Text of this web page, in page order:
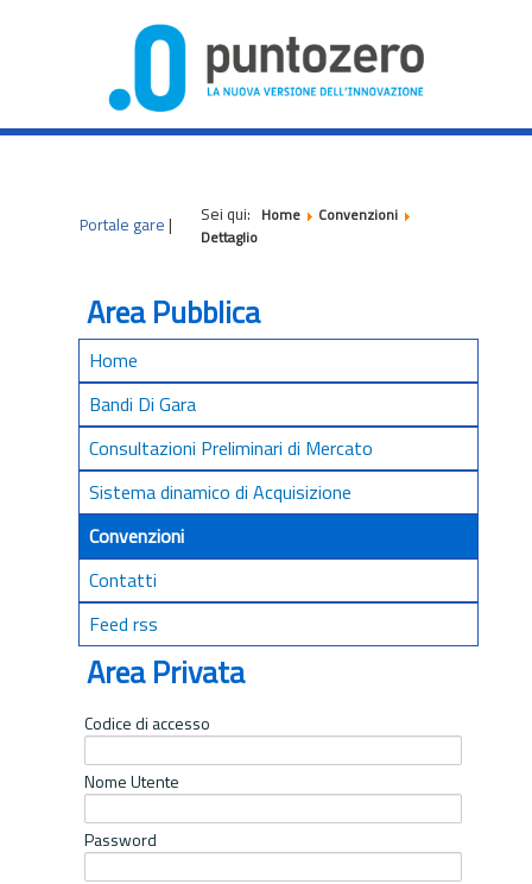
Portale gare | Sei qui: Home
Convenzioni
Dettaglio
Area Pubblica
Home
Bandi Di Gara
Consultazioni Preliminari di Mercato
Sistema dinamico di Acquisizione
Convenzioni
Contatti
Feed rss
Area Privata
Codice di accesso
Nome Utente
Password